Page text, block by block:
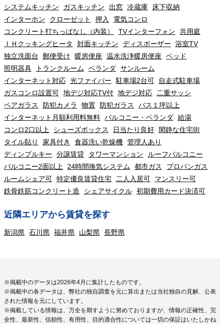
システムキッチン
ガスキッチン 出窓 冷蔵庫
床下収納
インターホン
クローゼット 押入
電気コンロ
コンクリート打ちっぱなし（内装）
TVインターフォン
共用庭
ＩＨクッキングヒータ
対面キッチン ディスポーザー
浴室TV
独立洗面台
郵便受け 暖房便座 温水洗浄暖房便座
ベッド
照明器具
トランクルーム ベランダ サンルーム
インターネット対応 光ファイバー 駐車場2台可
自走式駐車場
ガスコンロ設置可 地デジ対応TV付 地デジ対応 二重サッシ
ペアガラス
防犯カメラ 物置 防犯ガラス
バス１坪以上
インターネット月額利用料無料 バルコニー・ベランダ 給湯
コンロ2口以上
シューズボックス 日当たり良好
閑静な住宅街
タイル貼り
家具付き 食器洗い乾燥機 管理人あり
ディンプルキー
分譲賃貸 タワーマンション
ルーフバルコニー
バルコニー2面以上 24時間換気システム 都市ガス
プロパンガス
ルームシェア可 特定優良賃貸住宅 二人入居可
マンスリー可
鉄骨鉄筋コンクリート造
シェアサイクル 初期費用カード決済可
近隣エリアから賃貸を探す
新潟県 石川県 福井県 山梨県 長野県
※掲載中のデータは2026年4月に集計したものです。
※掲載中の各データは、弊社の独自調査を元に算出または当社独自の見解、公表
された情報を元にしています。
※掲載している情報は、万全を期すように努めておりますが、情報の正確性、完
全性、最新性、信頼性、有用性、目的適合性については一切の保証はいたしかね